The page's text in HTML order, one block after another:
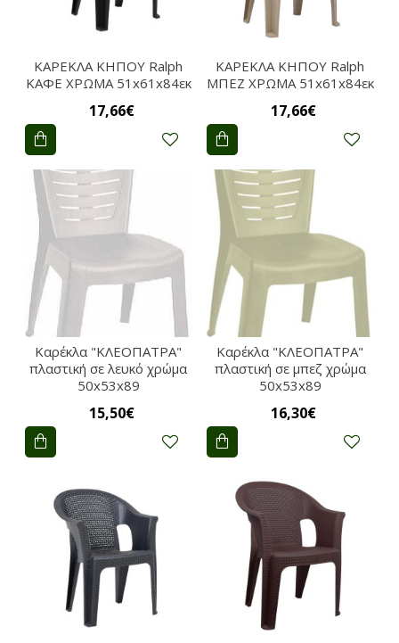
ΚΑΡΕΚΛΑ ΚΗΠΟΥ Ralph
ΚΑΦΕ ΧΡΩΜΑ 51x61x84εκ
17,66€
ΚΑΡΕΚΛΑ ΚΗΠΟΥ Ralph
ΜΠΕΖ ΧΡΩΜΑ 51x61x84εκ
17,66€
Καρέκλα "ΚΛΕΟΠΑΤΡΑ"
πλαστική σε λευκό χρώμα
50x53x89
15,50€
Καρέκλα "ΚΛΕΟΠΑΤΡΑ"
πλαστική σε μπεζ χρώμα
50x53x89
16,30€